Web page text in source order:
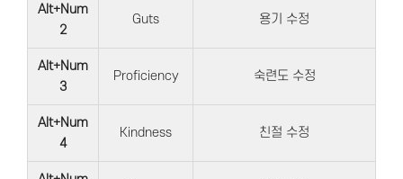
Alt+Num
2
Guts 용기 수정
Alt+Num
3
Proficiency 숙련도 수정
Alt+Num
4
Kindness 친절 수정